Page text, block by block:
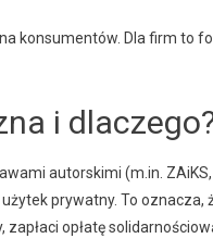
konsumentów. Dla firm to
i
autorskimi (m.in. ZAiKS,
prywatny. To oznacza,
opłatę